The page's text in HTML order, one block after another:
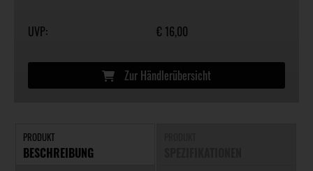
UVP: € 16,00
Zur Händlerübersicht
PRODUKT
BESCHREIBUNG